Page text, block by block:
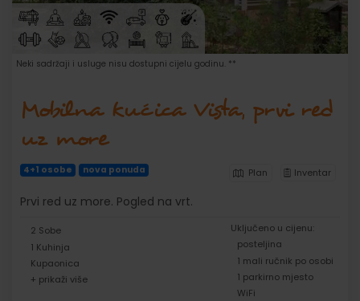
Neki sadržaji i usluge nisu dostupni cijelu godinu. **
Mobilna kućica Vista, prvi red
uz more
4+1 osobe Inventar
Plan
nova ponuda
Prvi red uz more. Pogled na vrt.
2 Sobe
1 Kuhinja
Kupaonica
+ prikaži više
Uključeno u cijenu:
posteljina
1 mali ručnik po osobi
1 parkirno mjesto
WiFi